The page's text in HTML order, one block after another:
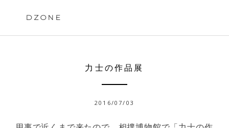
DZONE
力士の作品展
2016/07/03